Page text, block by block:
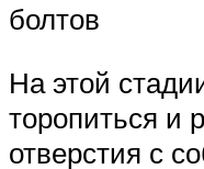
болтов
На этой
торопиться и
отверстия с